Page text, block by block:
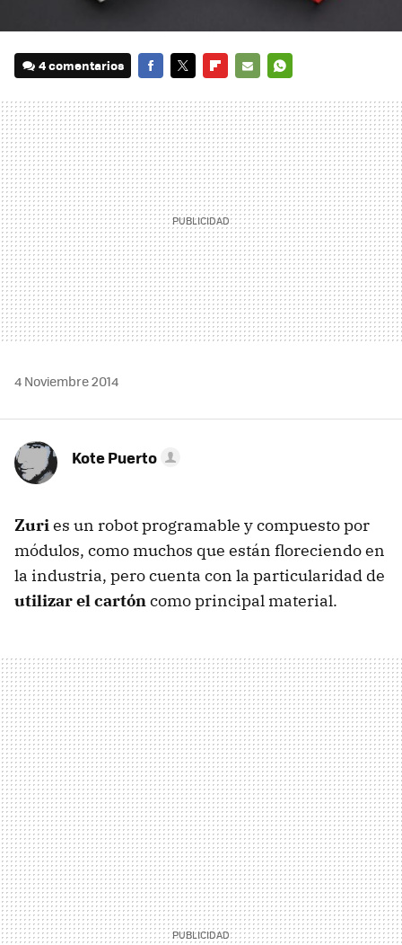
4 comentarios
MAIL
4 Noviembre 2014
Kote Puerto
Zuries un robot programable y compuesto por
módulos, como muchos que están floreciendo en
la industria, pero cuenta con la particularidad de
utilizar el cartóncomo principal material.